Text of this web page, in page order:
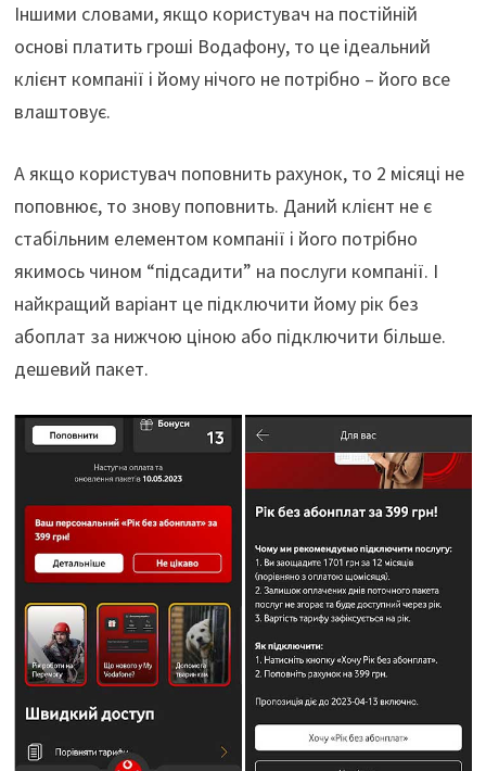
Іншими словами, якщо користувач на постійній
основі платить гроші Водафону, то це ідеальний
клієнт компанії і йому нічого не потрібно – його все
влаштовує.
А якщо користувач поповнить рахунок, то 2 місяці не
поповнює, то знову поповнить. Даний клієнт не є
стабільним елементом компанії і його потрібно
якимось чином “підсадити” на послуги компанії. І
найкращий варіант це підключити йому рік без
абоплат за нижчою ціною або підключити більше.
дешевий пакет.